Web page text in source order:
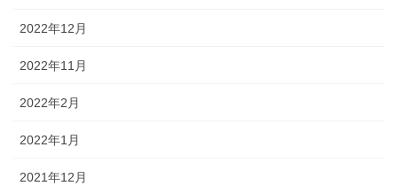
2022年12月
2022年11月
2022年2月
2022年1月
2021年12月